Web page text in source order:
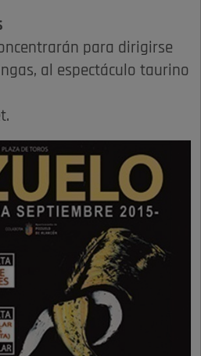
para dirigirse
al espectáculo taurino